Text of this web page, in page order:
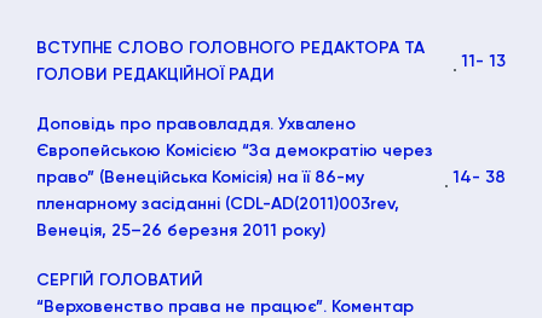
ВСТУПНЕ СЛОВО ГОЛОВНОГО РЕДАКТОРА ТА
ГОЛОВИ РЕДАКЦІЙНОЇ РАДИ
11 - 13
Доповідь про правовладдя. Ухвалено
Європейською Комісією “За демократію через
право” (Венеційська Комісія) на її 86-му
пленарному засіданні (CDL-AD(2011)003rev,
Венеція, 25–26 березня 2011 року)
14- 38
СЕРГІЙ ГОЛОВАТИЙ
“Верховенство права не працює”. Коментар